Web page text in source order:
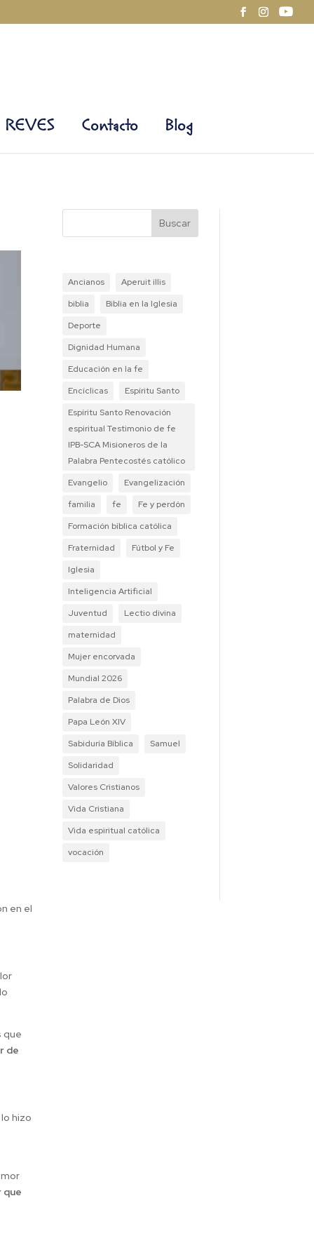
REVES Contacto Blog
Buscar
Ancianos
Aperuit illis
biblia
Biblia en la Iglesia
Deporte
Dignidad Humana
Educación en la fe
Encíclicas
Espíritu Santo
Espíritu Santo Renovación
espiritual Testimonio de fe
IPB-SCA Misioneros de la
Palabra Pentecostés católico
Evangelio
Evangelización
familia
fe
Fe y perdón
Formación bíblica católica
Fraternidad
Fútbol y Fe
Iglesia
Inteligencia Artificial
Juventud
Lectio divina
maternidad
Mujer encorvada
Mundial 2026
Palabra de Dios
Papa León XIV
Sabiduría Bíblica
Samuel
Solidaridad
Valores Cristianos
Vida Cristiana
Vida espiritual católica
vocación
en el
que
de
hizo
que